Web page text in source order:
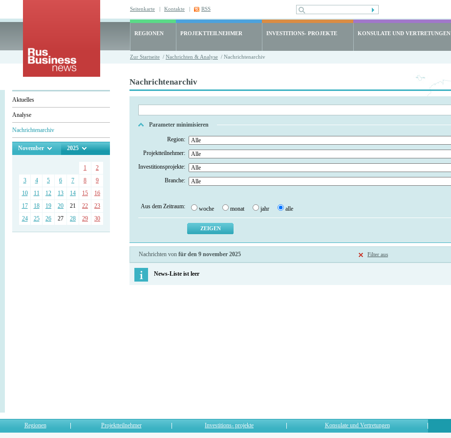
Seitenkarte | Kontakte | RSS
REGIONEN PROJEKTTEILNEHMER INVESTITIONS- PROJEKTE KONSULATE UND VERTRETUNGEN
Zur Startseite / Nachrichten & Analyse / Nachrichtenarchiv
Aktuelles
Analyse
Nachrichtenarchiv
November 2025
1
2
3
4 5 6 7 8
9
10
11 12 13 14 15
16
17
18 19 20 21 22
23
24
25 26 27 28 29 30
Nachrichtenarchiv
Parameter minimisieren
Region:
Projektteilnehmer:
Investitionsprojekte:
Branche:
Aus dem Zeitraum: woche monat jahr alle
Nachrichten von für den 9 november 2025 Filter aus
News-Liste ist leer
Regionen Projektteilnehmer Investitions- projekte Konsulate und Vertretungen